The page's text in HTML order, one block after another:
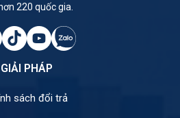
220 quốc gia.
GIẢI PHÁP
sách đổi trả